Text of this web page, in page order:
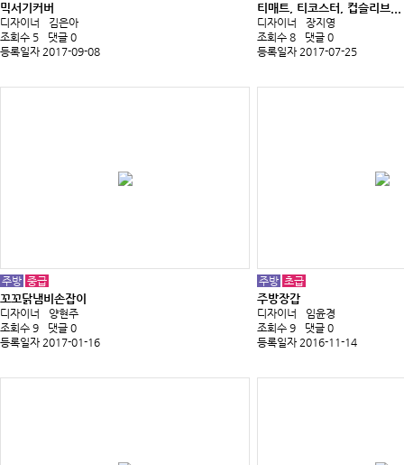
믹서기커버
디자이너
김은아
조회수 5
댓글 0
등록일자 2017-09-08
티매트, 티코스터, 컵슬리브...
디자이너
장지영
조회수 8
댓글 0
등록일자 2017-07-25
주방 중급
꼬꼬닭냄비손잡이
디자이너
양현주
조회수 9
댓글 0
등록일자 2017-01-16
주방 초급
주방장갑
디자이너
임윤경
조회수 9
댓글 0
등록일자 2016-11-14